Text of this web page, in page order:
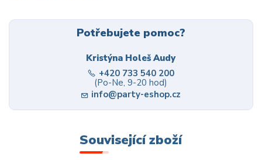
Potřebujete pomoc?
Kristýna Holeš Audy
+420 733 540 200
(Po-Ne, 9-20 hod)
info@party-eshop.cz
Související zboží